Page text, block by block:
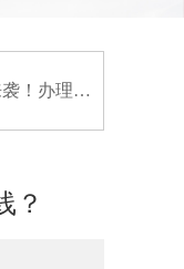
避开“人员兼任”红线？
？